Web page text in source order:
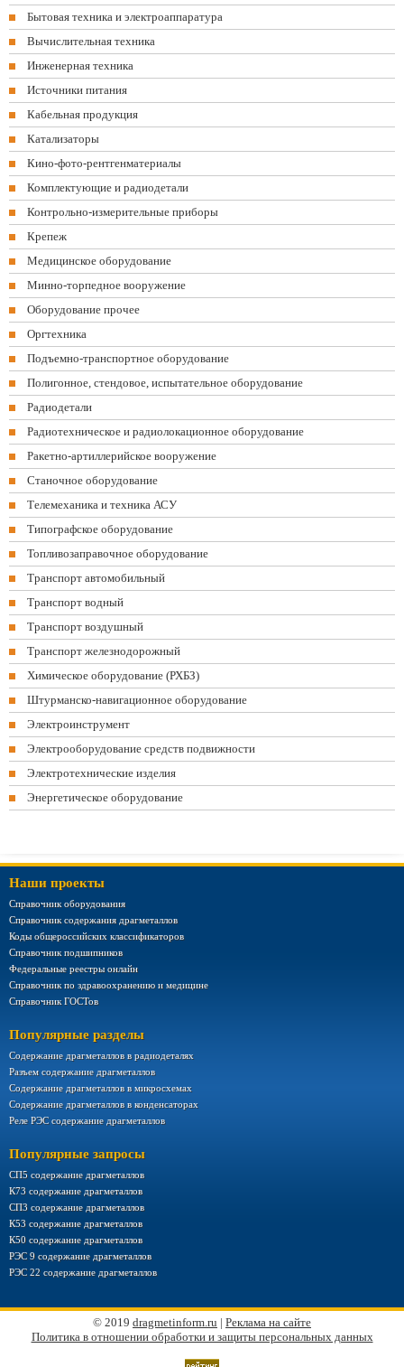
Бытовая техника и электроаппаратура
Вычислительная техника
Инженерная техника
Источники питания
Кабельная продукция
Катализаторы
Кино-фото-рентгенматериалы
Комплектующие и радиодетали
Контрольно-измерительные приборы
Крепеж
Медицинское оборудование
Минно-торпедное вооружение
Оборудование прочее
Оргтехника
Подъемно-транспортное оборудование
Полигонное, стендовое, испытательное оборудование
Радиодетали
Радиотехническое и радиолокационное оборудование
Ракетно-артиллерийское вооружение
Станочное оборудование
Телемеханика и техника АСУ
Типографское оборудование
Топливозаправочное оборудование
Транспорт автомобильный
Транспорт водный
Транспорт воздушный
Транспорт железнодорожный
Химическое оборудование (РХБЗ)
Штурманско-навигационное оборудование
Электроинструмент
Электрооборудование средств подвижности
Электротехнические изделия
Энергетическое оборудование
Наши проекты
Справочник оборудования
Справочник содержания драгметаллов
Коды общероссийских классификаторов
Справочник подшипников
Федеральные реестры онлайн
Справочник по здравоохранению и медицине
Справочник ГОСТов
Популярные разделы
Содержание драгметаллов в радиодеталях
Разъем содержание драгметаллов
Содержание драгметаллов в микросхемах
Содержание драгметаллов в конденсаторах
Реле РЭС содержание драгметаллов
Популярные запросы
СП5 содержание драгметаллов
К73 содержание драгметаллов
СП3 содержание драгметаллов
К53 содержание драгметаллов
К50 содержание драгметаллов
РЭС 9 содержание драгметаллов
РЭС 22 содержание драгметаллов
© 2019 dragmetinform.ru | Реклама на сайте
Политика в отношении обработки и защиты персональных данных